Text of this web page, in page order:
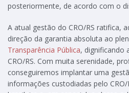
posteriormente, de acordo com o
A atual gestão do CRO/RS ratifica,
direção da garantia absoluta ao
Transparência Pública, dignificando
CRO/RS. Com muita serenidade,
conseguiremos implantar uma
informações custodiadas pelo